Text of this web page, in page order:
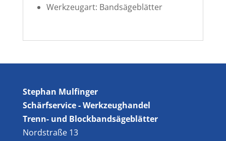
Werkzeugart: Bandsägeblätter
Stephan Mulfinger
Schärfservice - Werkzeughandel
Trenn- und Blockbandsägeblätter
Nordstraße 13